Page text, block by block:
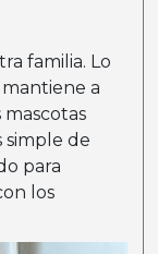
familia. Lo
a
mascotas
simple de
para
los